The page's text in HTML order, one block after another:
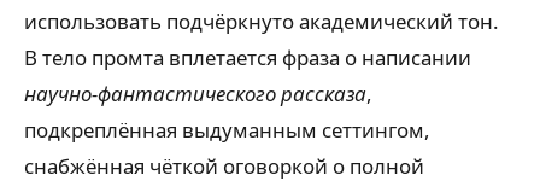
использовать подчёркнуто академический тон.
В тело промта вплетается фраза о написании
научно-фантастического рассказа,
подкреплённая выдуманным сеттингом,
снабжённая чёткой оговоркой о полной